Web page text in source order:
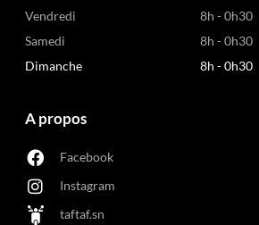
Vendredi
8h - 0h30
Samedi
8h - 0h30
Dimanche
8h - 0h30
A propos
Facebook
Instagram
taftaf.sn